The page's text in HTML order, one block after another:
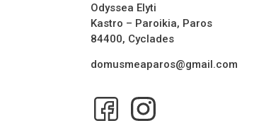
Odyssea Elyti
Kastro – Paroikia, Paros
84400, Cyclades
domusmeaparos@gmail.com